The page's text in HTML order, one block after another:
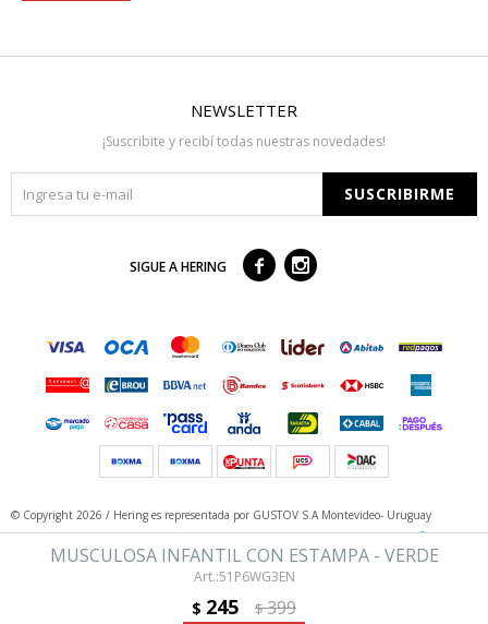
MUSCULOSA INFANTIL CON ESTAMPA - VERDE
51P6WG3EN
$ 245 $399
NEWSLETTER
¡Suscribite y recibí todas nuestras novedades!
SUSCRIBIRME
SIGUE A HERING  
© Copyright 2026 / Hering es representada por GUSTOV S.A Montevideo- Uruguay